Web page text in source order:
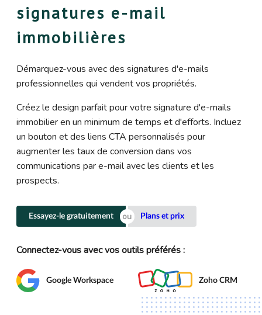
signatures e-mail
immobilières
Démarquez-vous avec des signatures d'e-mails
professionnelles qui vendent vos propriétés.
Créez le design parfait pour votre signature d'e-mails
immobilier en un minimum de temps et d'efforts. Incluez
un bouton et des liens CTA personnalisés pour
augmenter les taux de conversion dans vos
communications par e-mail avec les clients et les
prospects.
Essayez-le gratuitement Plans et prix
Connectez-vous avec vos outils préférés :
Google Workspace Zoho CRM